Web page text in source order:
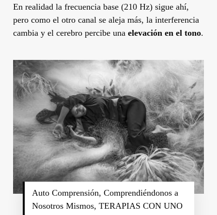
En realidad la frecuencia base (210 Hz) sigue ahí,
pero como el otro canal se aleja más, la interferencia
cambia y el cerebro percibe una elevación en el tono.
Auto Comprensión, Comprendiéndonos a
Nosotros Mismos, TERAPIAS CON UNO